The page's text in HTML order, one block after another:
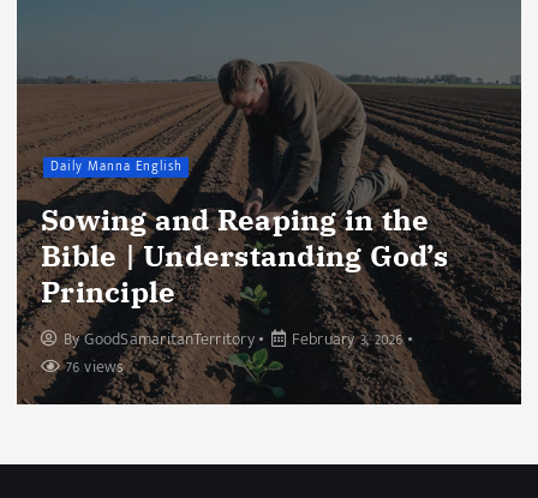
Daily Manna English
Sowing and Reaping in the
Bible | Understanding God’s
Principle
ByGoodSamaritanTerritory
February 3, 2026
76 views